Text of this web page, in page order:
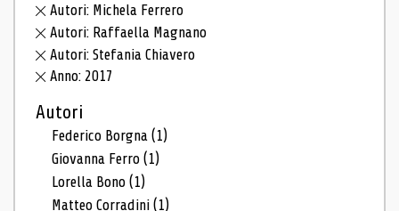
Autori: Michela Ferrero
Autori: Raffaella Magnano
Autori: Stefania Chiavero
Anno: 2017
Autori
Federico Borgna(1)
Giovanna Ferro(1)
Lorella Bono(1)
Matteo Corradini(1)